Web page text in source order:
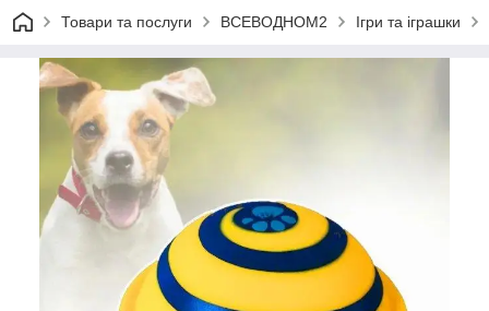
Товари та послуги ВСЕВОДНОМ2 Ігри та іграшки